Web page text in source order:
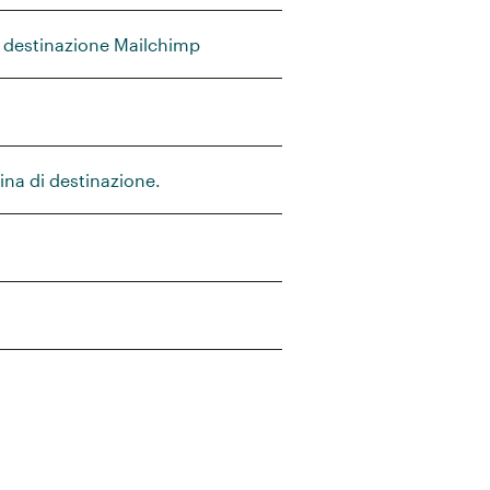
Mailchimp
di destinazione.